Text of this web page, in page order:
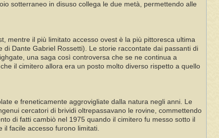
sotterraneo in disuso collega le due metà, permettendo alle
mentre il più limitato accesso ovest è la più pittoresca ultima
Dante Gabriel Rossetti). Le storie raccontate dai passanti di
una saga così controversa che se ne continua a
il cimitero allora era un posto molto diverso rispetto a quello
e freneticamente aggrovigliate dalla natura negli anni. Le
cercatori di brividi oltrepassavano le rovine, commettendo
di fatti cambiò nel 1975 quando il cimitero fu messo sotto il
il facile accesso furono limitati.